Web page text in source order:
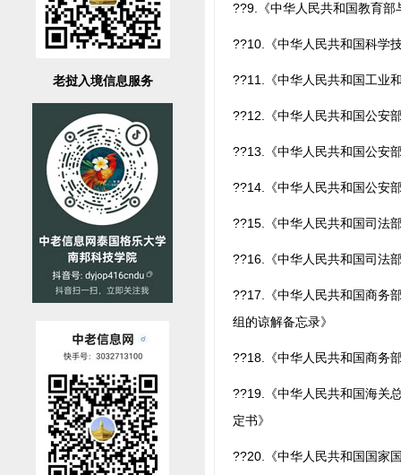
老挝入境信息服务
??9.《中华人民共和国教育
??10.《中华人民共和国科学
??11.《中华人民共和国工业
??12.《中华人民共和国公安
??13.《中华人民共和国公安
??14.《中华人民共和国公安
??15.《中华人民共和国司法
??16.《中华人民共和国司法
??17.《中华人民共和国商务
组的谅解备忘录》
??18.《中华人民共和国商务
??19.《中华人民共和国海关
定书》
??20.《中华人民共和国国家